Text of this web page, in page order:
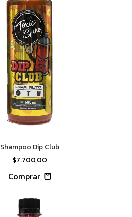
Shampoo Dip Club
$7.700,00